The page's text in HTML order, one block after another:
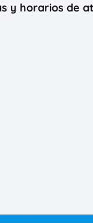
y horarios de